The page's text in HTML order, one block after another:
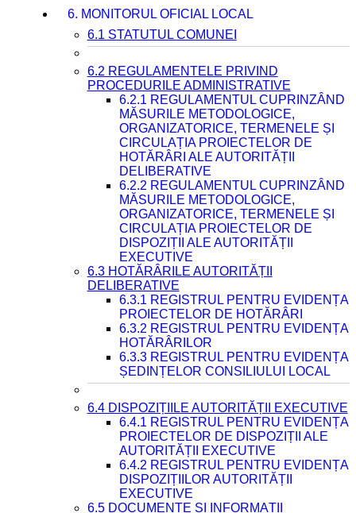
6. MONITORUL OFICIAL LOCAL
6.1 STATUTUL COMUNEI
6.2 REGULAMENTELE PRIVIND
PROCEDURILE ADMINISTRATIVE
6.2.1 REGULAMENTUL CUPRINZÂND
MĂSURILE METODOLOGICE,
ORGANIZATORICE, TERMENELE ȘI
CIRCULAȚIA PROIECTELOR DE
HOTĂRÂRI ALE AUTORITĂȚII
DELIBERATIVE
6.2.2 REGULAMENTUL CUPRINZÂND
MĂSURILE METODOLOGICE,
ORGANIZATORICE, TERMENELE ȘI
CIRCULAȚIA PROIECTELOR DE
DISPOZIȚII ALE AUTORITĂȚII
EXECUTIVE
6.3 HOTĂRÂRILE AUTORITĂȚII
DELIBERATIVE
6.3.1 REGISTRUL PENTRU EVIDENȚA
PROIECTELOR DE HOTĂRÂRI
6.3.2 REGISTRUL PENTRU EVIDENȚA
HOTĂRÂRILOR
6.3.3 REGISTRUL PENTRU EVIDENȚA
ȘEDINȚELOR CONSILIULUI LOCAL
6.4 DISPOZIȚIILE AUTORITĂȚII EXECUTIVE
6.4.1 REGISTRUL PENTRU EVIDENȚA
PROIECTELOR DE DISPOZIȚII ALE
AUTORITĂȚII EXECUTIVE
6.4.2 REGISTRUL PENTRU EVIDENȚA
DISPOZIȚIILOR AUTORITĂȚII
EXECUTIVE
6.5 DOCUMENTE ȘI INFORMAȚII